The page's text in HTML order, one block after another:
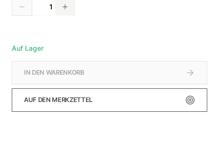
Auf Lager
IN DEN WARENKORB
AUF DEN MERKZETTEL